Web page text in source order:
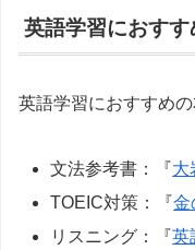
英語学習におすす
英語学習におすすめの
文法参考書：『大
TOEIC対策：『金
リスニング：『英